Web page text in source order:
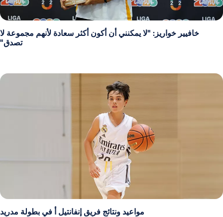
خافيير خواريز: "لا يمكنني أن أكون أكثر سعادة لأنهم مجموعة لا
تصدق"
مواعيد ونتائج فريق إنفانتيل أ في بطولة مدريد